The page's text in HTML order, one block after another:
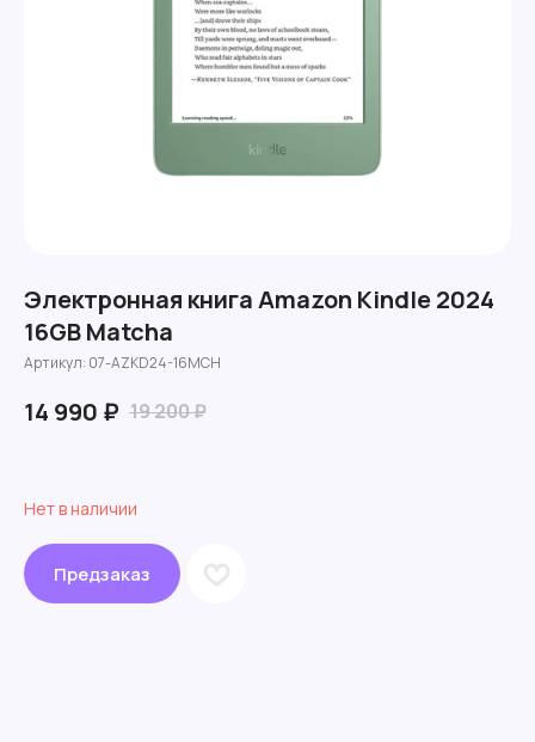
Электронная книга Amazon Kindle 2024
16GB Matcha
Артикул: 07-AZKD24-16MCH
14 990 ₽ 19 200₽
Нет в наличии
Предзаказ